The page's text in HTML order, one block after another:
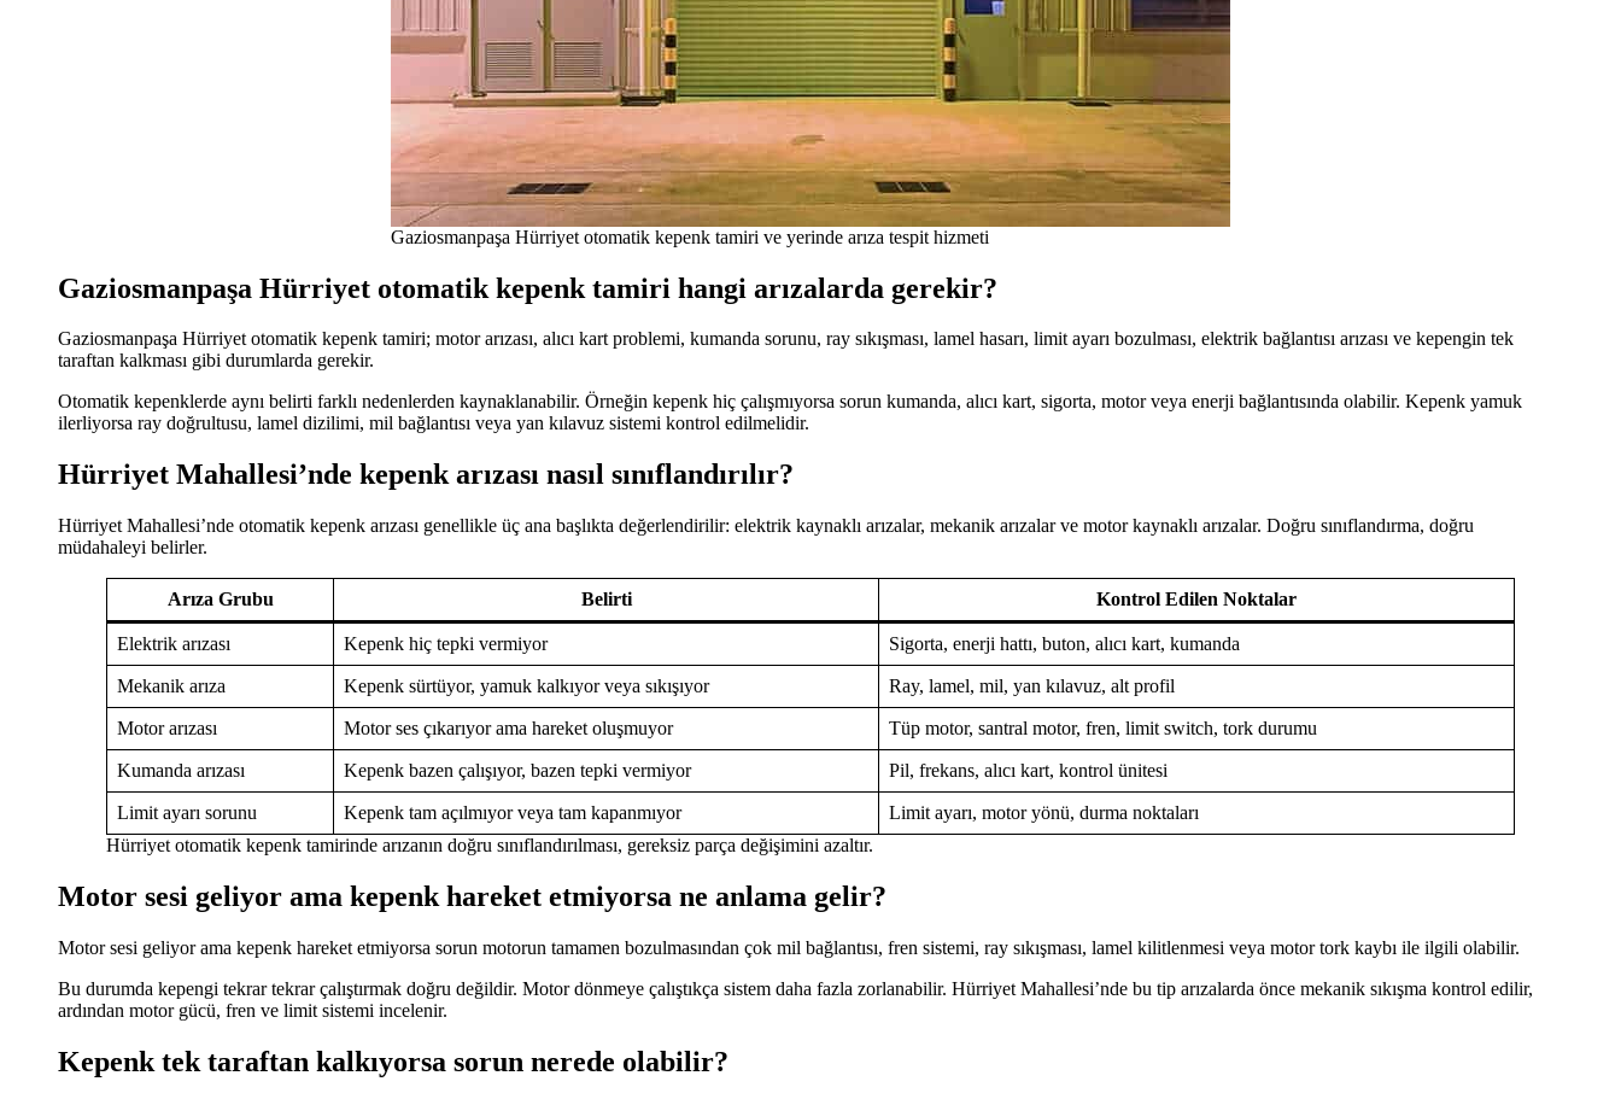
Gaziosmanpaşa Hürriyet otomatik kepenk tamiri ve yerinde arıza tespit hizmeti
Gaziosmanpaşa Hürriyet otomatik kepenk tamiri hangi arızalarda gerekir?
Gaziosmanpaşa Hürriyet otomatik kepenk tamiri; motor arızası, alıcı kart problemi, kumanda sorunu, ray sıkışması, lamel hasarı, limit ayarı bozulması, elektrik bağlantısı arızası ve kepengin tek
taraftan kalkması gibi durumlarda gerekir.
Otomatik kepenklerde aynı belirti farklı nedenlerden kaynaklanabilir. Örneğin kepenk hiç çalışmıyorsa sorun kumanda, alıcı kart, sigorta, motor veya enerji bağlantısında olabilir. Kepenk yamuk
ilerliyorsa ray doğrultusu, lamel dizilimi, mil bağlantısı veya yan kılavuz sistemi kontrol edilmelidir.
Hürriyet Mahallesi’nde kepenk arızası nasıl sınıflandırılır?
Hürriyet Mahallesi’nde otomatik kepenk arızası genellikle üç ana başlıkta değerlendirilir: elektrik kaynaklı arızalar, mekanik arızalar ve motor kaynaklı arızalar. Doğru sınıflandırma, doğru
müdahaleyi belirler.
Arıza Grubu Belirti Kontrol Edilen Noktalar
Elektrik arızası Kepenk hiç tepki vermiyor Sigorta, enerji hattı, buton, alıcı kart, kumanda
Mekanik arıza Kepenk sürtüyor, yamuk kalkıyor veya sıkışıyor Ray, lamel, mil, yan kılavuz, alt profil
Motor arızası Motor ses çıkarıyor ama hareket oluşmuyor Tüp motor, santral motor, fren, limit switch, tork durumu
Kumanda arızası Kepenk bazen çalışıyor, bazen tepki vermiyor Pil, frekans, alıcı kart, kontrol ünitesi
Limit ayarı sorunu Kepenk tam açılmıyor veya tam kapanmıyor
Limit ayarı, motor yönü, durma noktaları
Hürriyet otomatik kepenk tamirinde arızanın doğru sınıflandırılması, gereksiz parça değişimini azaltır.
Motor sesi geliyor ama kepenk hareket etmiyorsa ne anlama gelir?
Motor sesi geliyor ama kepenk hareket etmiyorsa sorun motorun tamamen bozulmasından çok mil bağlantısı, fren sistemi, ray sıkışması, lamel kilitlenmesi veya motor tork kaybı ile ilgili olabilir.
Bu durumda kepengi tekrar tekrar çalıştırmak doğru değildir. Motor dönmeye çalıştıkça sistem daha fazla zorlanabilir. Hürriyet Mahallesi’nde bu tip arızalarda önce mekanik sıkışma kontrol edilir,
ardından motor gücü, fren ve limit sistemi incelenir.
Kepenk tek taraftan kalkıyorsa sorun nerede olabilir?